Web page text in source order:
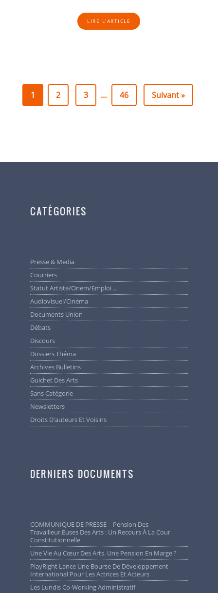
LIRE L'ARTICLE
1 2 3 … 46 Suivant »
CATÉGORIES
Presse & Media
Courriers
Statut Artiste/Onem/Emploi …
Audiovisuel/cinéma
Documents Union
Débats
Discours
Dossiers Théma
Archives Bulletins
Guichet Des Arts
Sans Catégorie
Newsletters
Droits D'auteurs Et Voisins
DERNIERS DOCUMENTS
COMMUNIQUE DE PRESSE – Pension Des
Travailleur.euses Des Arts : Un Recours À La Cour
Constitutionnelle
Une Vie Au Cœur Des Arts. Une Pension En Marge ?
PlayRight Lance Une Bourse De Développement
International Pour Les Actrices Et Acteurs
Les Lundis Co-Working Administratif